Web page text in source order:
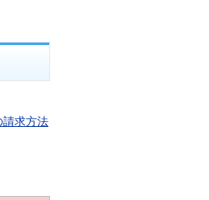
請求方法